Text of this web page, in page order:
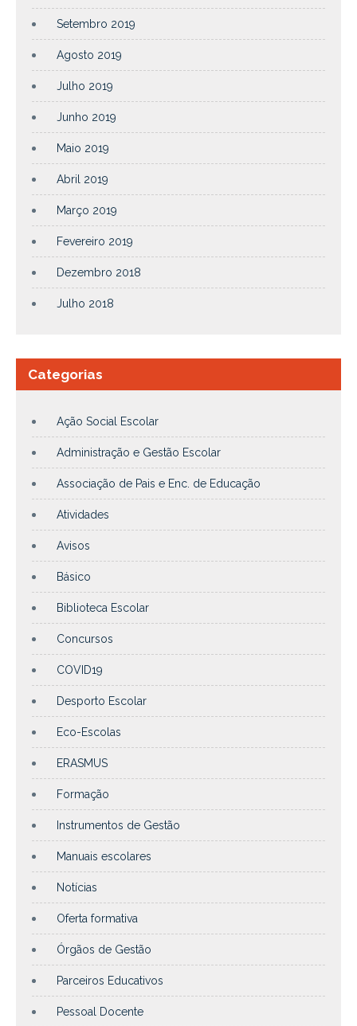
Setembro 2019
Agosto 2019
Julho 2019
Junho 2019
Maio 2019
Abril 2019
Março 2019
Fevereiro 2019
Dezembro 2018
Julho 2018
Categorias
Ação Social Escolar
Administração e Gestão Escolar
Associação de Pais e Enc. de Educação
Atividades
Avisos
Básico
Biblioteca Escolar
Concursos
COVID19
Desporto Escolar
Eco-Escolas
ERASMUS
Formação
Instrumentos de Gestão
Manuais escolares
Notícias
Oferta formativa
Órgãos de Gestão
Parceiros Educativos
Pessoal Docente